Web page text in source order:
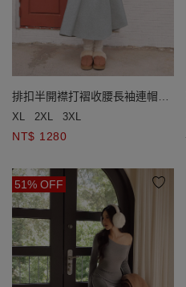
排扣半開襟打褶收腰長袖連帽長
洋裝
XL 2XL 3XL
NT$ 1280
51% OFF